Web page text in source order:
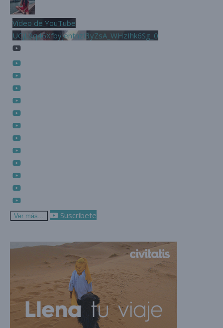
Vídeo de YouTube
UCjL9q46XfbyjentnzI3yZsA_WHzIhk6Sg_0
Ver más... Suscríbete